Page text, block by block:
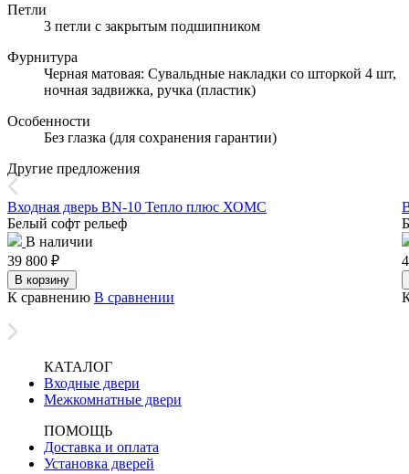
Петли
3 петли с закрытым подшипником
Фурнитура
Черная матовая: Сувальдные накладки со шторкой 4 шт,
ночная задвижка, ручка (пластик)
Особенности
Без глазка (для сохранения гарантии)
Другие предложения
Входная дверь BN-10 Тепло плюс ХОМС
Белый софт рельеф
В наличии
39 800 ₽
В корзину
К сравнению В сравнении
КАТАЛОГ
Входные двери
Межкомнатные двери
ПОМОЩЬ
Доставка и оплата
Установка дверей